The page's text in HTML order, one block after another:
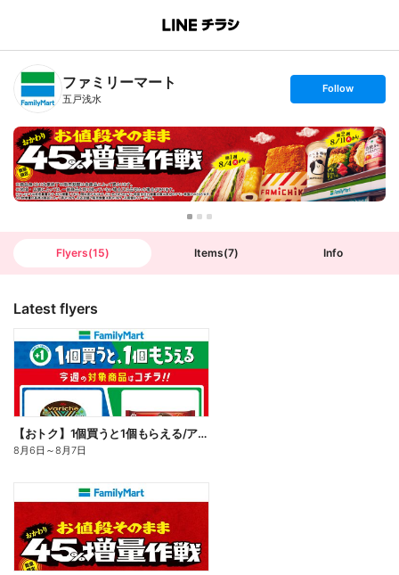
B
n
T
ファミリーマート
五戸浅水
s
t
o
l
l
o
w
Follow
Flyers(15) Items(7) Info
Latest flyers
【おトク】1個買うと1個もらえる/アイス
8月6日 ～8月7日